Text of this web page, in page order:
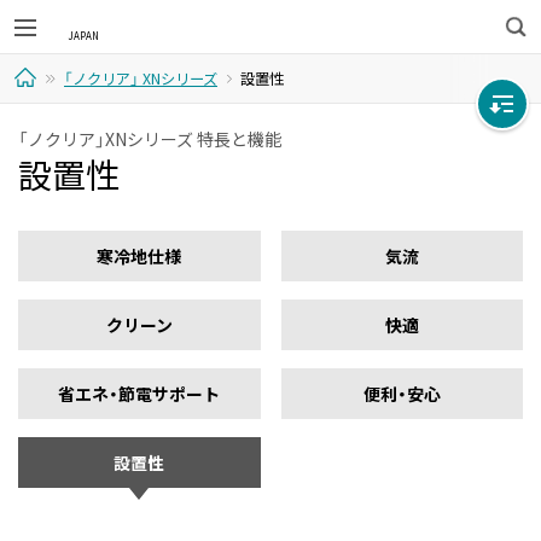
検
索
ー
「ノクリア」 XNシリーズ 設置性
「ノクリア」XNシリーズ 特長と機能
設置性
寒冷地仕様 気流
クリーン 快適
省エネ・節電サポート 便利・安心
設置性